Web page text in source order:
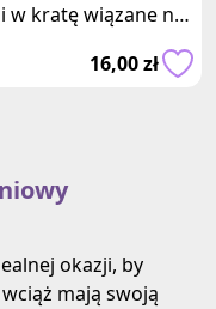
w kratę wiązane na
16,00 zł
okazji, by
mają swoją